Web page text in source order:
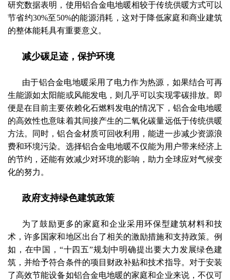
研究数据表明，使用铝合金电地暖相较于传统供暖方式可以
节省约30%至50%的能源消耗，这对于降低家庭和商业建筑
的整体能耗具有重要意义。
减少碳足迹，保护环境
由于铝合金电地暖采用了电力作为热源，如果结合可再
生能源如太阳能或风能发电，则几乎可以实现零碳排放。即
便是在目前主要依赖化石燃料发电的情况下，铝合金电地暖
的高效性也意味着其间接产生的二氧化碳量远低于传统供暖
方法。同时，铝合金材质可回收利用，能进一步减少资源浪
费和环境污染。选择铝合金电地暖不仅能为用户带来经济上
的节约，还能有效减少对环境的影响，助力全球应对气候变
化的努力。
政府支持绿色建筑政策
为了鼓励更多的家庭和企业采用环保型建筑材料和技
术，许多国家和地区出台了相关的激励措施和支持政策。例
如，在中国，“十四五”规划中明确提出要大力发展绿色建
筑，并给予符合条件的项目财政补贴和技术指导。对于安装
了高效节能设备如铝合金电地暖的家庭和企业来说，不仅可